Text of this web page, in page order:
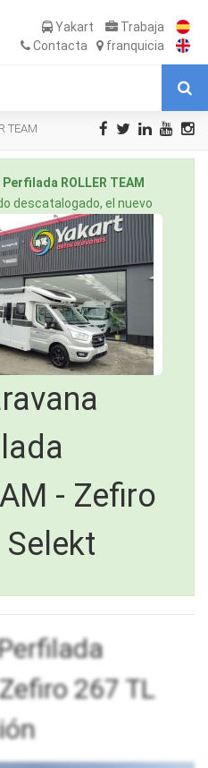
Yakart
Trabaja
Contacta
franquicia
TEAM
ROLLER TEAM
descatalogado, el nuevo
- Zefiro
Selekt
267 TL